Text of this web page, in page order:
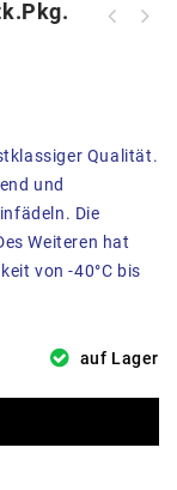
Qualität.
und
Die
Weiteren hat
von -40°C bis
auf Lager